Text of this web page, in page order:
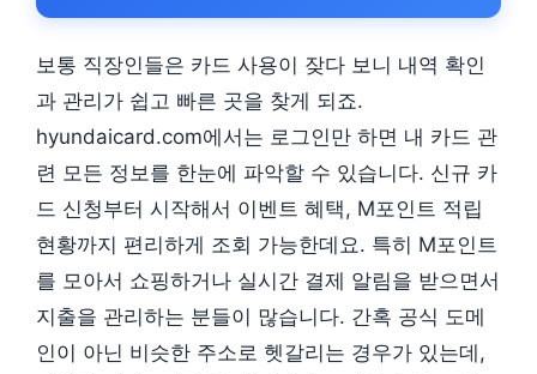
보통 직장인들은 카드 사용이 잦다 보니 내역 확인
과 관리가 쉽고 빠른 곳을 찾게 되죠.
hyundaicard.com에서는 로그인만 하면 내 카드 관
련 모든 정보를 한눈에 파악할 수 있습니다. 신규 카
드 신청부터 시작해서 이벤트 혜택, M포인트 적립
현황까지 편리하게 조회 가능한데요. 특히 M포인트
를 모아서 쇼핑하거나 실시간 결제 알림을 받으면서
지출을 관리하는 분들이 많습니다. 간혹 공식 도메
인이 아닌 비슷한 주소로 헷갈리는 경우가 있는데,